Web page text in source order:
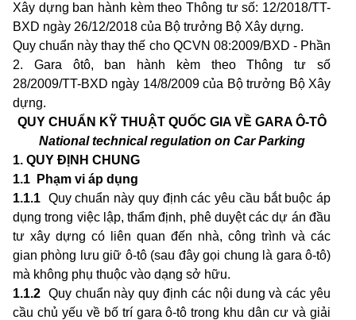
Xây dựng ban hành kèm theo Thông tư số: 12/2018/TT-
BXD ngày 26/12/2018 của Bộ trưởng Bộ Xây dựng.
Quy chuẩn này thay thế cho QCVN 08:2009/BXD - Phần
2. Gara ôtô, ban hành kèm theo Thông tư số
28/2009/TT-BXD ngày 14/8/2009 của Bộ trưởng Bộ Xây
dựng.
QUY CHUẨN KỸ THUẬT QUỐC GIA VỀ GARA Ô-TÔ
National technical regulation on Car Parking
1. QUY ĐỊNH CHUNG
1.1 Phạm vi áp dụng
1.1.1 Quy chuẩn này quy định các yêu cầu bắt buộc áp
dụng trong việc lập, thẩm định, phê duyệt các dự án đầu
tư xây dựng có liên quan đến nhà, công trình và các
gian phòng lưu giữ ô-tô (sau đây gọi chung là gara ô-tô)
mà không phụ thuộc vào dạng sở hữu.
1.1.2 Quy chuẩn này quy định các nội dung và các yêu
cầu chủ yếu về bố trí gara ô-tô trong khu dân cư và giải